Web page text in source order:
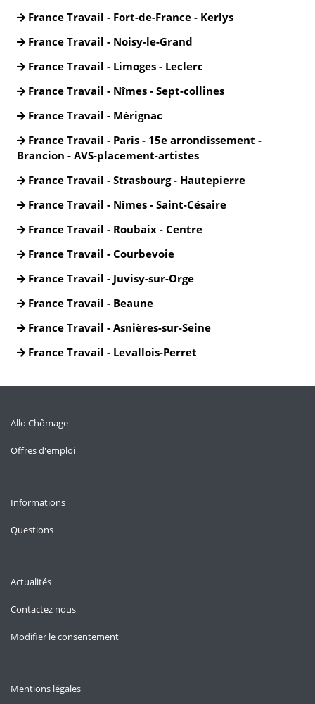
France Travail - Fort-de-France - Kerlys
France Travail - Noisy-le-Grand
France Travail - Limoges - Leclerc
France Travail - Nîmes - Sept-collines
France Travail - Mérignac
France Travail - Paris - 15e arrondissement -
Brancion - AVS-placement-artistes
France Travail - Strasbourg - Hautepierre
France Travail - Nîmes - Saint-Césaire
France Travail - Roubaix - Centre
France Travail - Courbevoie
France Travail - Juvisy-sur-Orge
France Travail - Beaune
France Travail - Asnières-sur-Seine
France Travail - Levallois-Perret
Allo Chômage
Offres d'emploi
Informations
Questions
Actualités
Contactez nous
Modifier le consentement
Mentions légales